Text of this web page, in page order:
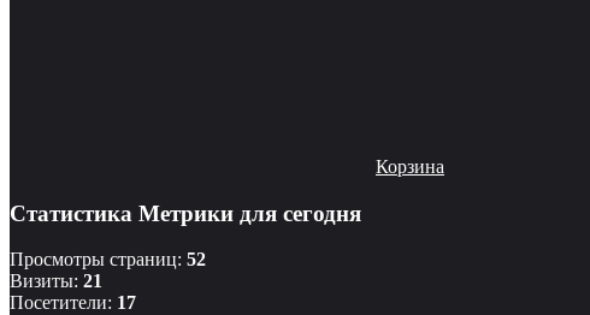
Корзина
Статистика Метрики для сегодня
Просмотры страниц: 52
Визиты: 21
Посетители: 17